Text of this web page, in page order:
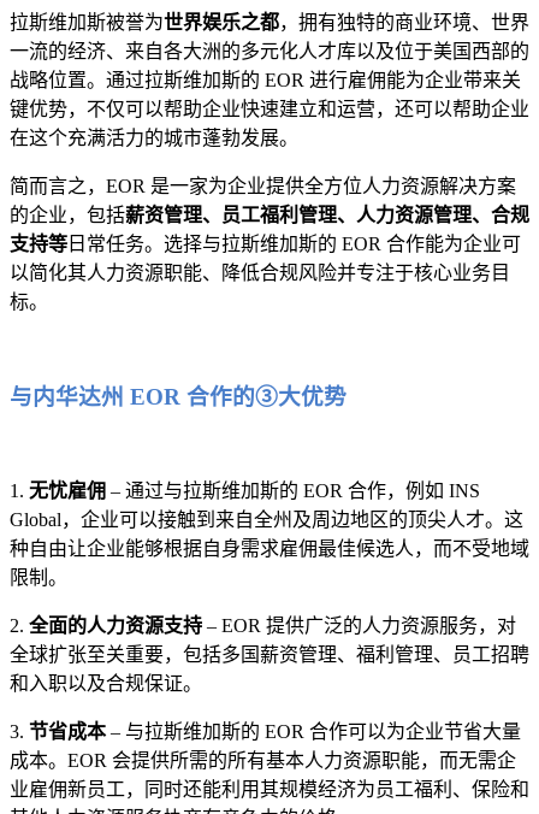
拉斯维加斯被誉为世界娱乐之都，拥有独特的商业环境、世界
一流的经济、来自各大洲的多元化人才库以及位于美国西部的
战略位置。通过拉斯维加斯的 EOR 进行雇佣能为企业带来关
键优势，不仅可以帮助企业快速建立和运营，还可以帮助企业
在这个充满活力的城市蓬勃发展。
简而言之，EOR 是一家为企业提供全方位人力资源解决方案
的企业，包括薪资管理、员工福利管理、人力资源管理、合规
支持等 日常任务。选择与拉斯维加斯的 EOR 合作能为企业可
以简化其人力资源职能、降低合规风险并专注于核心业务目
标。
与内华达州 EOR 合作的③大优势
1. 无忧雇佣 – 通过与拉斯维加斯的 EOR 合作，例如 INS
Global，企业可以接触到来自全州及周边地区的顶尖人才。这
种自由让企业能够根据自身需求雇佣最佳候选人，而不受地域
限制。
2. 全面的人力资源支持 – EOR 提供广泛的人力资源服务，对
全球扩张至关重要，包括多国薪资管理、福利管理、员工招聘
和入职以及合规保证。
3. 节省成本– 与拉斯维加斯的 EOR 合作可以为企业节省大量
成本。EOR 会提供所需的所有基本人力资源职能，而无需企
业雇佣新员工，同时还能利用其规模经济为员工福利、保险和